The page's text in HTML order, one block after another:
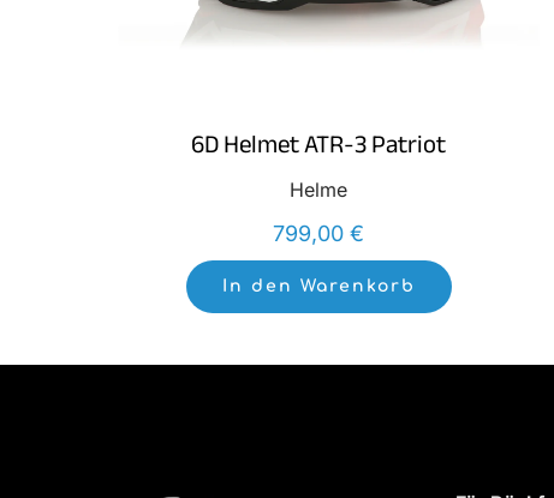
6D Helmet ATR-3 Patriot
Helme
799,00€
In den Warenkorb